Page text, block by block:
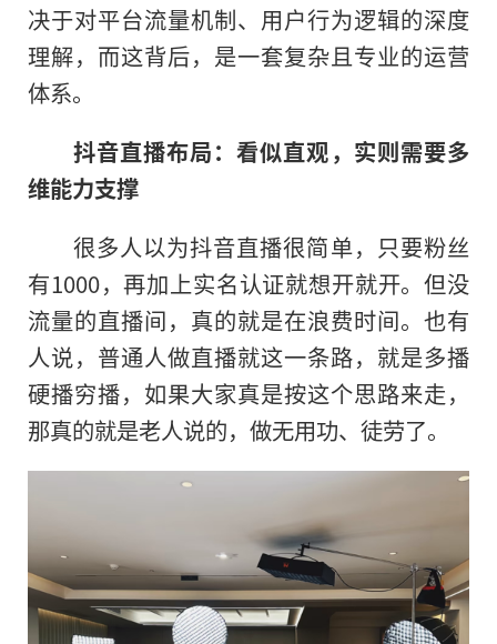
决于对平台流量机制、用户行为逻辑的深度
理解，而这背后，是一套复杂且专业的运营
体系。
抖音直播布局：看似直观，实则需要多
维能力支撑
很多人以为抖音直播很简单，只要粉丝
有1000，再加上实名认证就想开就开。但没
流量的直播间，真的就是在浪费时间。也有
人说，普通人做直播就这一条路，就是多播
硬播穷播，如果大家真是按这个思路来走，
那真的就是老人说的，做无用功、徒劳了。